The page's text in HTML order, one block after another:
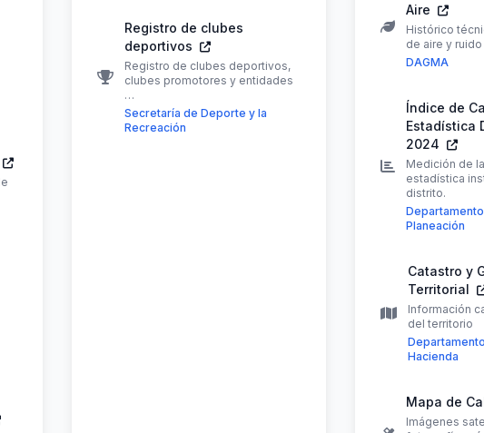
Registro de clubes
deportivos
Registro de clubes deportivos,
clubes promotores y entidades
…
Secretaría de Deporte y la
Recreación
Aire
Histórico
de aire y
DAGMA
Índice de
Estadística
2024
Medición de
estadística
distrito.
Planeación
Catastro y
Territorial
Información
del territorio
Hacienda
Mapa de
Imágenes